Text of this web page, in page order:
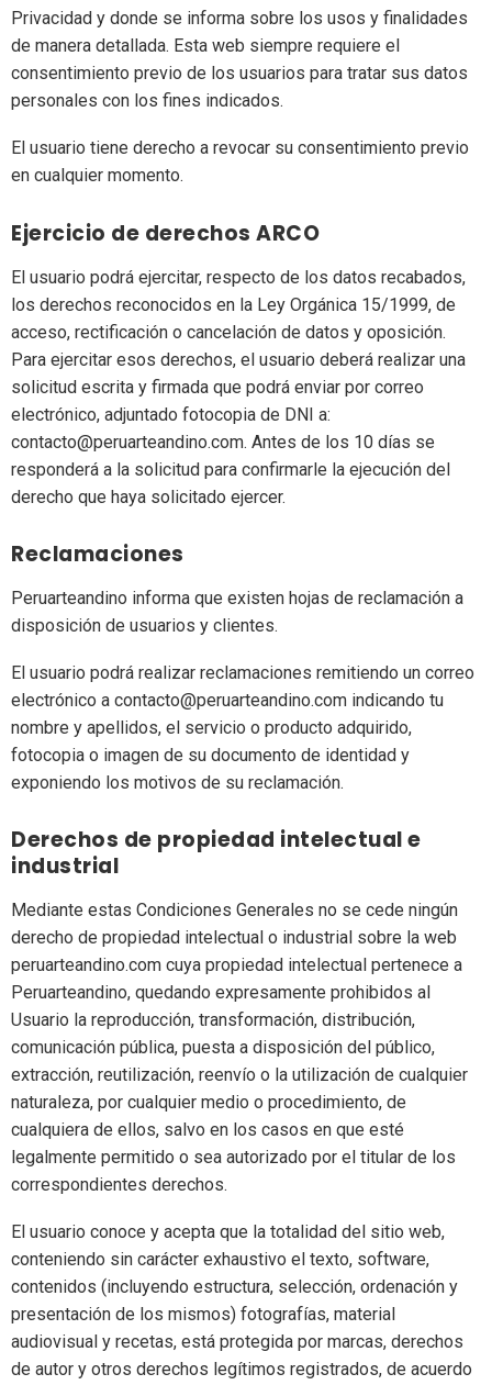
Privacidad y donde se informa sobre los usos y finalidades
de manera detallada. Esta web siempre requiere el
consentimiento previo de los usuarios para tratar sus datos
personales con los fines indicados.
El usuario tiene derecho a revocar su consentimiento previo
en cualquier momento.
Ejercicio de derechos ARCO
El usuario podrá ejercitar, respecto de los datos recabados,
los derechos reconocidos en la Ley Orgánica 15/1999, de
acceso, rectificación o cancelación de datos y oposición.
Para ejercitar esos derechos, el usuario deberá realizar una
solicitud escrita y firmada que podrá enviar por correo
electrónico, adjuntado fotocopia de DNI a:
contacto@peruarteandino.com. Antes de los 10 días se
responderá a la solicitud para confirmarle la ejecución del
derecho que haya solicitado ejercer.
Reclamaciones
Peruarteandino informa que existen hojas de reclamación a
disposición de usuarios y clientes.
El usuario podrá realizar reclamaciones remitiendo un correo
electrónico a contacto@peruarteandino.com indicando tu
nombre y apellidos, el servicio o producto adquirido,
fotocopia o imagen de su documento de identidad y
exponiendo los motivos de su reclamación.
Derechos de propiedad intelectual e
industrial
Mediante estas Condiciones Generales no se cede ningún
derecho de propiedad intelectual o industrial sobre la web
peruarteandino.com cuya propiedad intelectual pertenece a
Peruarteandino, quedando expresamente prohibidos al
Usuario la reproducción, transformación, distribución,
comunicación pública, puesta a disposición del público,
extracción, reutilización, reenvío o la utilización de cualquier
naturaleza, por cualquier medio o procedimiento, de
cualquiera de ellos, salvo en los casos en que esté
legalmente permitido o sea autorizado por el titular de los
correspondientes derechos.
El usuario conoce y acepta que la totalidad del sitio web,
conteniendo sin carácter exhaustivo el texto, software,
contenidos (incluyendo estructura, selección, ordenación y
presentación de los mismos) fotografías, material
audiovisual y recetas, está protegida por marcas, derechos
de autor y otros derechos legítimos registrados, de acuerdo